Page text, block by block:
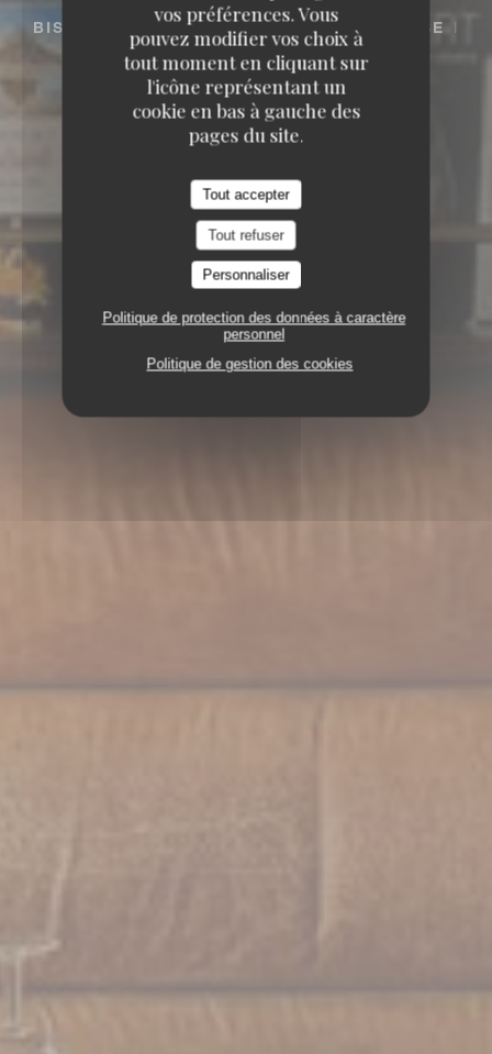
vos préférences. Vous
pouvez modifier vos choix à
tout moment en cliquant sur
l'icône représentant un
cookie en bas à gauche des
pages du site.
Tout accepter
Tout refuser
Personnaliser
Politique de protection des données à caractère
personnel
Politique de gestion des cookies
BISTROT / CUISINE FRANÇAISE / TERRASSE
131 BLD EXELMANS 75016 PARIS